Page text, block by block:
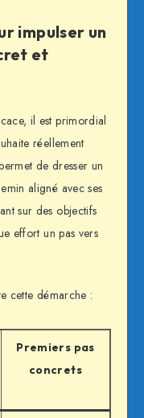
impulser un
et
il est primordial
réellement
de dresser un
aligné avec ses
sur des objectifs
effort un pas vers
cette démarche :
Premiers pas
concrets